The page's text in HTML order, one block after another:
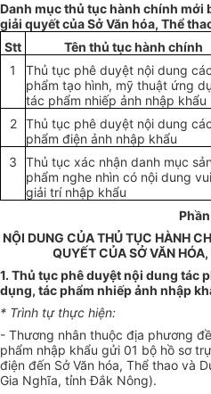
Danh mục thủ tục hành chính mới
giải quyết của Sở Văn hóa, Thể
Stt
Tên thủ tục hành chính
1
Thủ tục phê duyệt nội dung
phẩm tạo hình, mỹ thuật ứng
tác phẩm nhiếp ảnh nhập khẩu
2
Thủ tục phê duyệt nội dung
phẩm điện ảnh nhập khẩu
3
Thủ tục xác nhận danh mục sản
phẩm nghe nhìn có nội dung
giải trí nhập khẩu
Phần
NỘI DUNG CỦA THỦ TỤC HÀNH
QUYẾT CỦA SỞ VĂN HÓA,
1. Thủ tục phê duyệt nội dung tác
dụng, tác phẩm nhiếp ảnh nhập kh
* Trình tự thực hiện:
- Thương nhân thuộc địa phương
phẩm nhập khẩu gửi 01 bộ hồ sơ
điện đến Sở Văn hóa, Thể thao và
Gia Nghĩa, tỉnh Đắk Nông).